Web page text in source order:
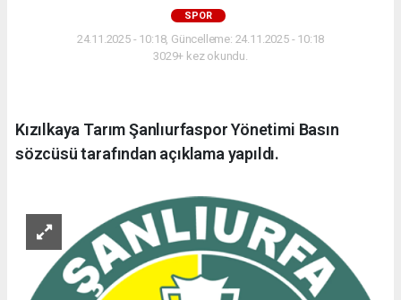
SPOR
24.11.2025 - 10:18, Güncelleme: 24.11.2025 - 10:18
3029+ kez okundu.
Kızılkaya Tarım Şanlıurfaspor Yönetimi Basın
sözcüsü tarafından açıklama yapıldı.